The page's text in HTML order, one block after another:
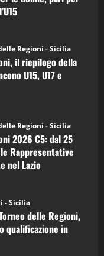
Regioni - Sicilia
il riepilogo della
U15, U17 e
Regioni - Sicilia
2026 C5: dal 25
Rappresentative
nel Lazio
- Sicilia
delle Regioni,
qualificazione in